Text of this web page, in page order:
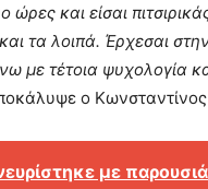
και είσαι
τα λοιπά. Έρχεσαι
με τέτοια ψυχολογία
ο
με